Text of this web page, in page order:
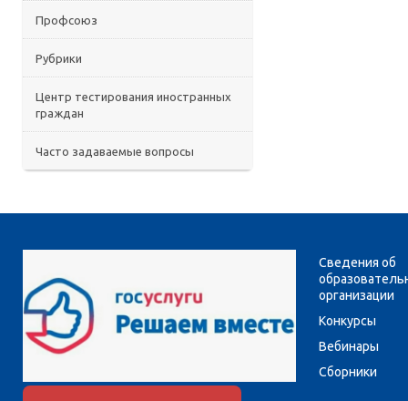
Профсоюз
Рубрики
Центр тестирования иностранных
граждан
Часто задаваемые вопросы
Сведения об
организации
Конкурсы
Вебинары
Сборники